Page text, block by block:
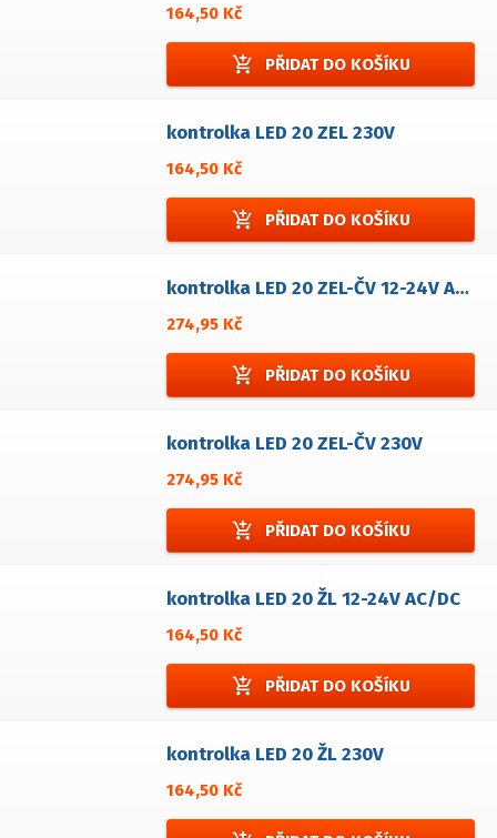
164,50 Kč
add_shopping_cart PŘIDAT DO KOŠÍKU
kontrolka LED 20 ZEL 230V
164,50 Kč
add_shopping_cart PŘIDAT DO KOŠÍKU
kontrolka LED 20 ZEL-ČV 12-24V AC/DC
274,95 Kč
add_shopping_cart PŘIDAT DO KOŠÍKU
kontrolka LED 20 ZEL-ČV 230V
274,95 Kč
add_shopping_cart PŘIDAT DO KOŠÍKU
kontrolka LED 20 ŽL 12-24V AC/DC
164,50 Kč
add_shopping_cart PŘIDAT DO KOŠÍKU
kontrolka LED 20 ŽL 230V
164,50 Kč